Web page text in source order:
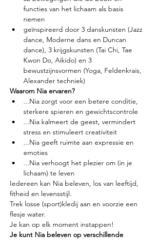
functies van het lichaam als basis
nemen
geïnspireerd door 3 danskunsten (Jazz
dance, Moderne dans en Duncan
dance), 3 krijgskunsten (Tai Chi, Tae
Kwon Do, Aikido) en 3
bewustzijnsvormen (Yoga, Feldenkrais,
Alexander techniek)
Waarom Nia ervaren?
...Nia zorgt voor een betere conditie,
sterkere spieren en gewichtscontrole
...Nia kalmeert de geest, vermindert
stress en stimuleert creativiteit
...Nia geeft ruimte aan expressie en
emoties
...Nia verhoogt het plezier om (in je
lichaam) te leven
Iedereen kan Nia beleven, los van leeftijd,
fitheid en levensstijl.
Trek losse (sport)kledij aan en voorzie een
flesje water.
Je kan op elk moment instappen!
Je kunt Nia beleven op verschillende